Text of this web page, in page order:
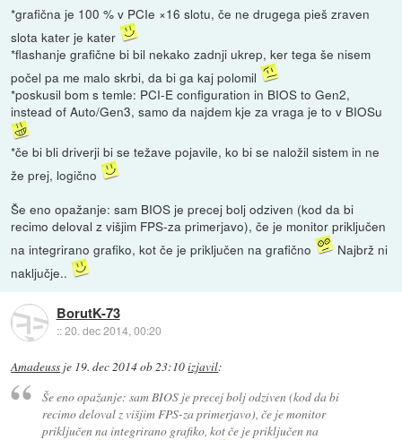
*grafična je 100 % v PCIe ×16 slotu, če ne drugega pieš zraven
slota kater je kater
*flashanje grafične bi bil nekako zadnji ukrep, ker tega še nisem
počel pa me malo skrbi, da bi ga kaj polomil
*poskusil bom s temle: PCI-E configuration in BIOS to Gen2,
instead of Auto/Gen3, samo da najdem kje za vraga je to v BIOSu
*če bi bli driverji bi se težave pojavile, ko bi se naložil sistem in ne
že prej, logično
Še eno opažanje: sam BIOS je precej bolj odziven (kod da bi
recimo deloval z višjim FPS-za primerjavo), če je monitor priključen
na integrirano grafiko, kot če je priključen na grafično
Najbrž ni
naključje..
BorutK-73
::20. dec 2014, 00:20
Amadeuss je 19. dec 2014 ob 23:10izjavil:
Še eno opažanje: sam BIOS je precej bolj odziven (kod da bi
recimo deloval z višjim FPS-za primerjavo), če je monitor
priključen na integrirano grafiko, kot če je priključen na